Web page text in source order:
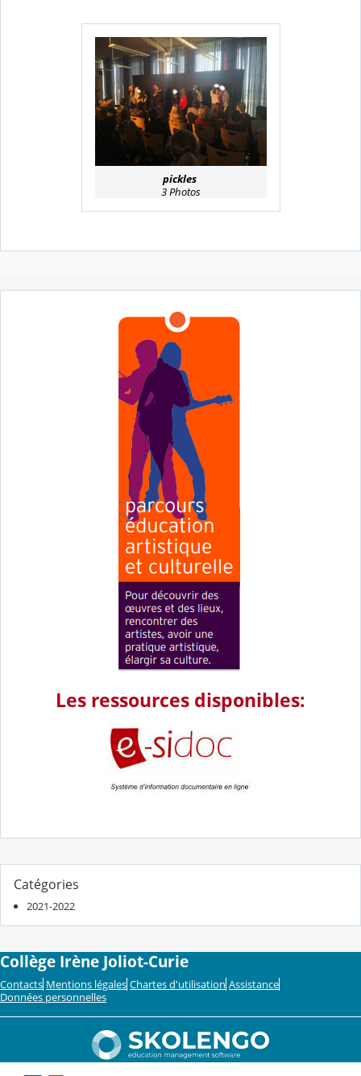
pickles
3 Photos
Les ressources disponibles:
Catégories
2021-2022
Collège Irène Joliot-Curie
Contacts Mentions légales Chartes d'utilisation Assistance
Données personnelles